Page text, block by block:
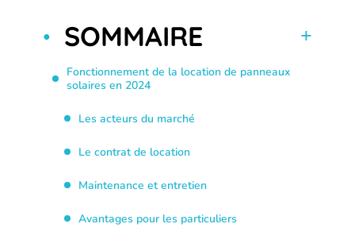
SOMMAIRE
Fonctionnement de la location de panneaux
solaires en 2024
Les acteurs du marché
Le contrat de location
Maintenance et entretien
Avantages pour les particuliers